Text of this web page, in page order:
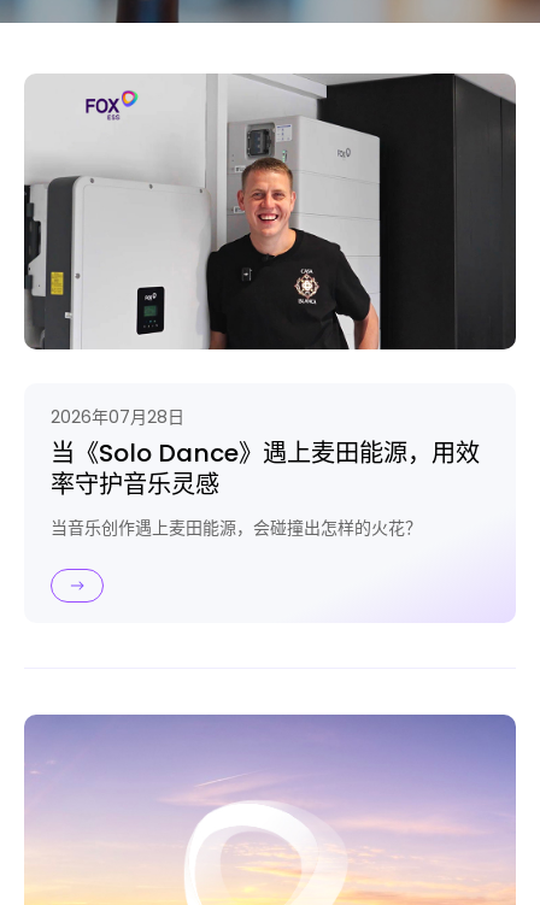
2026年07月28日
当《Solo Dance》遇上麦田能源，用效
率守护音乐灵感
当音乐创作遇上麦田能源，会碰撞出怎样的火花？